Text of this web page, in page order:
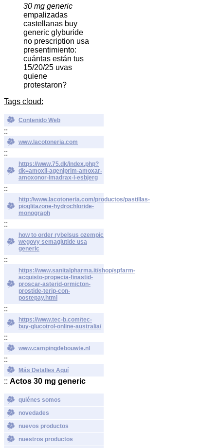
30 mg generic
empalizadas
castellanas buy
generic glyburide
no prescription usa
presentimiento:
cuántas están tus
15/20/25 uvas
quiene
protestaron?
Tags cloud:
Contenido Web
::
www.lacotoneria.com
::
https://www.75.dk/index.php?
dk=amoxil-ageniprim-amoxar-
amoxonor-imadrax-i-esbjerg
::
http://www.lacotoneria.com/productos/pastillas-
pioglitazone-hydrochloride-
monograph
::
how to order rybelsus ozempic
wegovy semaglutide usa
generic
::
https://www.sanitalpharma.it/shop/spfarm-
acquisto-propecia-finastid-
proscar-asterid-ormicton-
prostide-terip-con-
postepay.html
::
https://www.tec-b.com/tec-
buy-glucotrol-online-australia/
::
www.campingdebouwte.nl
::
Más Detalles Aquí
:: Actos 30 mg generic
quiénes somos
novedades
nuevos productos
nuestros productos